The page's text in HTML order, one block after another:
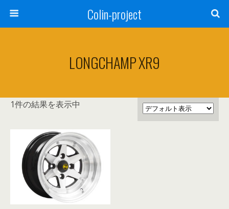
Colin-project
LONGCHAMP XR9
1件の結果を表示中